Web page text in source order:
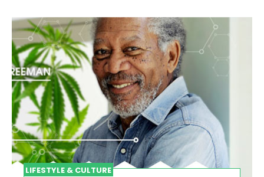
LIFESTYLE & CULTURE